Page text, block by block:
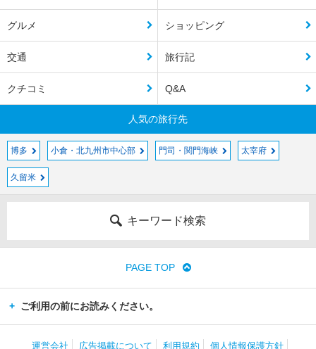
グルメ ショッピング
交通 旅行記
クチコミ Q&A
人気の旅行先
博多 小倉・北九州市中心部 門司・関門海峡 太宰府
久留米
キーワード検索
PAGE TOP
ご利用の前にお読みください。
運営会社 広告掲載について 利用規約 個人情報保護方針